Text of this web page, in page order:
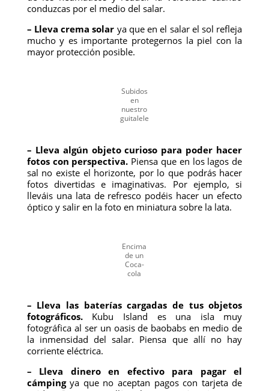
conduzcas por el medio del salar.
– Lleva crema solar ya que en el salar el sol refleja
mucho y es importante protegernos la piel con la
mayor protección posible.
Subidos
en
nuestro
guitalele
– Lleva algún objeto curioso para poder hacer
fotos con perspectiva. Piensa que en los lagos de
sal no existe el horizonte, por lo que podrás hacer
fotos divertidas e imaginativas. Por ejemplo, si
lleváis una lata de refresco podéis hacer un efecto
óptico y salir en la foto en miniatura sobre la lata.
Encima
de un
Coca-
cola
– Lleva las baterías cargadas de tus objetos
fotográficos. Kubu Island es una isla muy
fotográfica al ser un oasis de baobabs en medio de
la inmensidad del salar. Piensa que allí no hay
corriente eléctrica.
– Lleva dinero en efectivo para pagar el
cámpingya que no aceptan pagos con tarjeta de